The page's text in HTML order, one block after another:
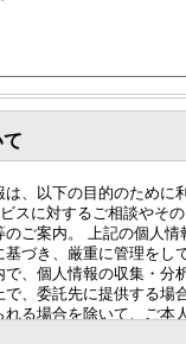
、以下の目的のために
スに対するご相談やそ
ご案内。 上記の個人情
づき、厳重に管理をし
、個人情報の収集・分
、委託先に提供する場
る場合を除いて、ご本
せん。個人情報のご記